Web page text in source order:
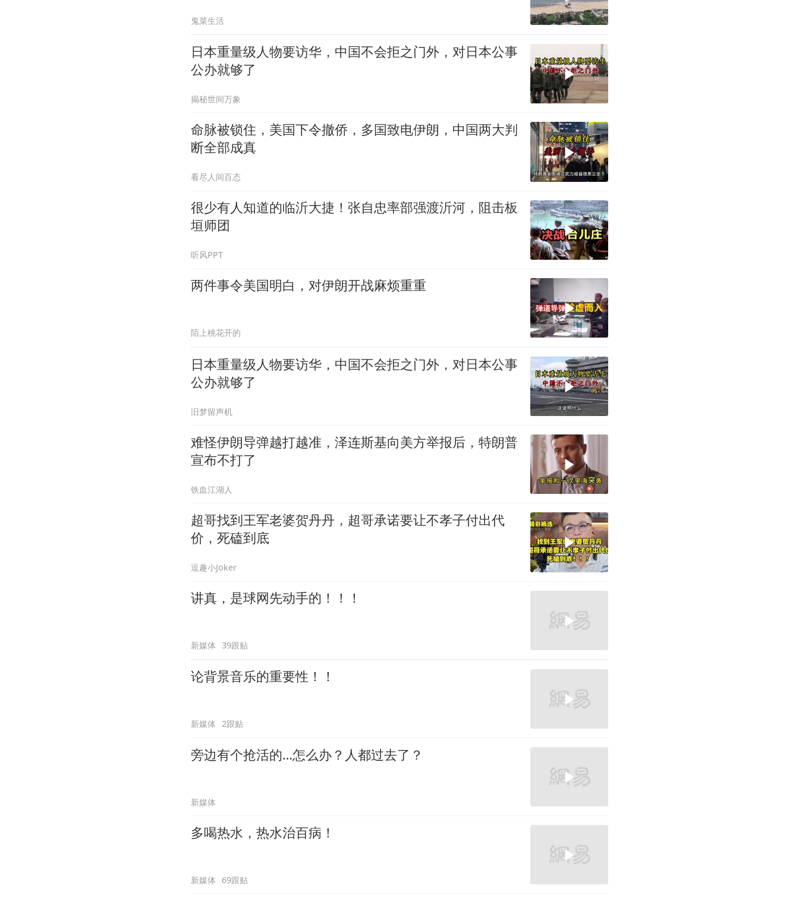
鬼菜生活
日本重量级人物要访华，中国不会拒之门外，对日本公事
公办就够了
揭秘世间万象
命脉被锁住，美国下令撤侨，多国致电伊朗，中国两大判
断全部成真
看尽人间百态
很少有人知道的临沂大捷！张自忠率部强渡沂河，阻击板
垣师团
听风PPT
两件事令美国明白，对伊朗开战麻烦重重
陌上桃花开的
日本重量级人物要访华，中国不会拒之门外，对日本公事
公办就够了
旧梦留声机
难怪伊朗导弹越打越准，泽连斯基向美方举报后，特朗普
宣布不打了
铁血江湖人
超哥找到王军老婆贺丹丹，超哥承诺要让不孝子付出代
价，死磕到底
逗趣小Joker
讲真，是球网先动手的！！！
新媒体 39跟贴
论背景音乐的重要性！！
新媒体 2跟贴
旁边有个抢活的…怎么办？人都过去了？
新媒体
多喝热水，热水治百病！
新媒体 69跟贴